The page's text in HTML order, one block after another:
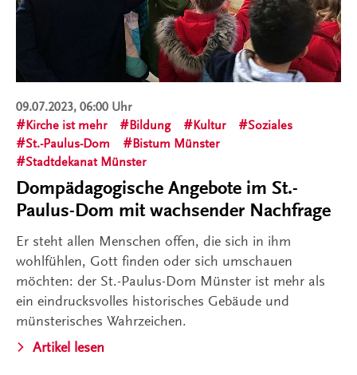
09.07.2023, 06:00 Uhr
Kirche ist mehr
Bildung Kultur
Soziales
St.-Paulus-Dom
Bistum Münster
Stadtdekanat Münster
Dompädagogische Angebote im St.-
Paulus-Dom mit wachsender Nachfrage
Er steht allen Menschen offen, die sich in ihm
wohlfühlen, Gott finden oder sich umschauen
möchten: der St.-Paulus-Dom Münster ist mehr als
ein eindrucksvolles historisches Gebäude und
münsterisches Wahrzeichen.
Artikel lesen